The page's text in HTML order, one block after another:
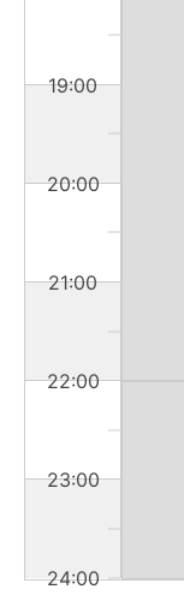
19:00
20:00
21:00
22:00
23:00
24:00